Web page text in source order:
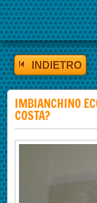
INDIETRO
IMBIANCHINO
COSTA?